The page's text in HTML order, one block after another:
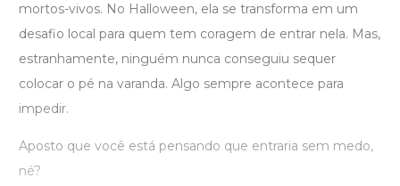
mortos-vivos. No Halloween, ela se transforma em um
desafio local para quem tem coragem de entrar nela. Mas,
estranhamente, ninguém nunca conseguiu sequer
colocar o pé na varanda. Algo sempre acontece para
impedir.
Aposto que você está pensando que entraria sem medo,
né?